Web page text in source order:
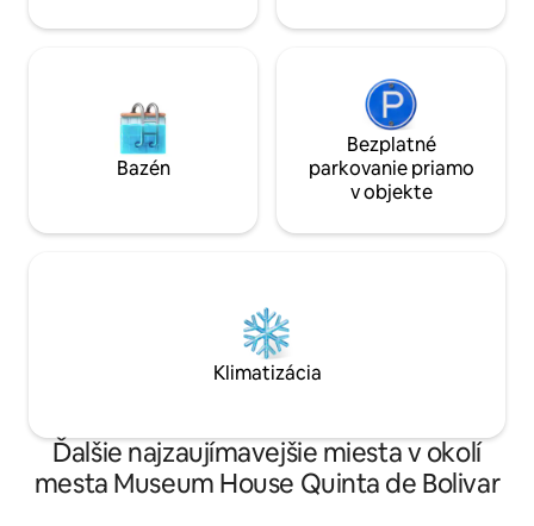
Bazén
Bezplatné
parkovanie priamo
v objekte
Klimatizácia
Ďalšie najzaujímavejšie miesta v okolí
mesta Museum House Quinta de Bolivar